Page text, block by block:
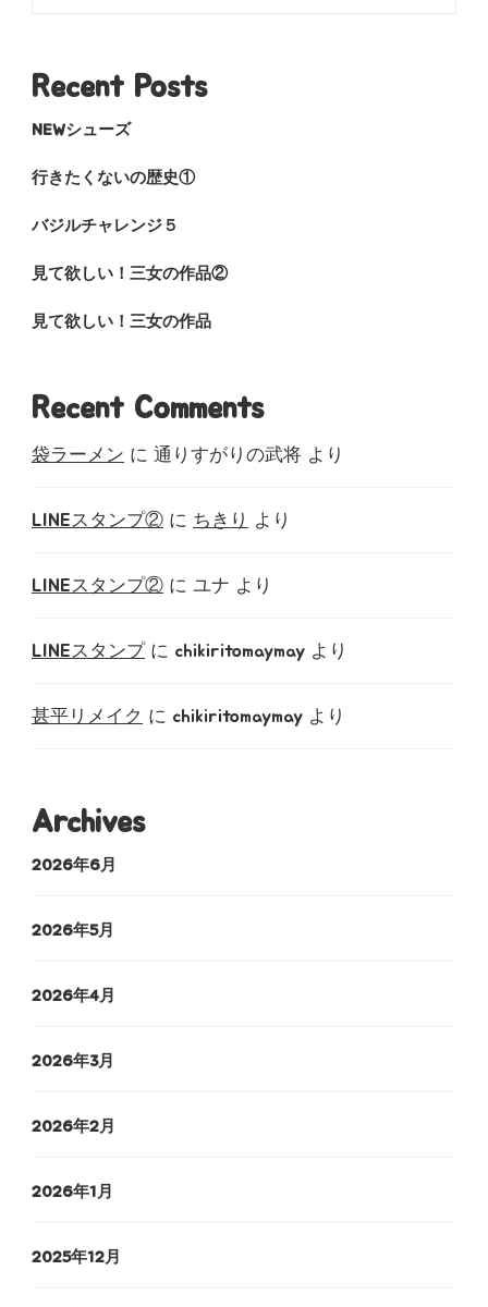
Recent Posts
NEWシューズ
行きたくないの歴史①
バジルチャレンジ５
見て欲しい！三女の作品②
見て欲しい！三女の作品
Recent Comments
袋ラーメン に 通りすがりの武将 より
LINEスタンプ② に ちきり より
LINEスタンプ② に ユナ より
LINEスタンプ に chikiritomaymay より
甚平リメイク に chikiritomaymay より
Archives
2026年6月
2026年5月
2026年4月
2026年3月
2026年2月
2026年1月
2025年12月